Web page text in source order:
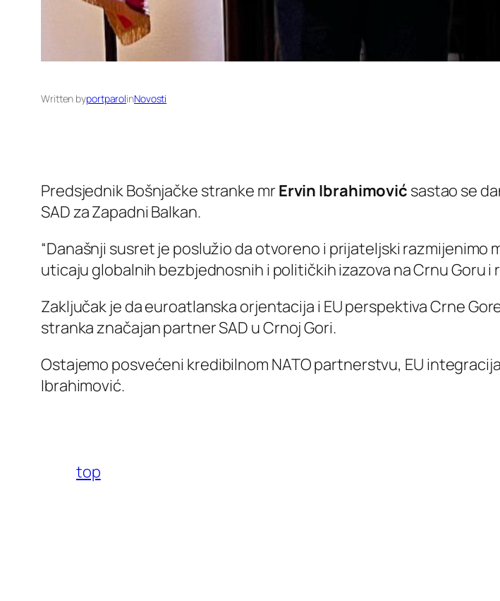
Written byportparolinNovosti
Predsjednik Bošnjačke stranke mr Ervin Ibrahimović sastao se
SAD za Zapadni Balkan.
“Današnji susret je poslužio da otvoreno i prijateljski razmijenimo
uticaju globalnih bezbjednosnih i političkih izazova na Crnu Goru i
Zaključak je da euroatlanska orjentacija i EU perspektiva Crne
stranka značajan partner SAD u Crnoj Gori.
Ostajemo posvećeni kredibilnom NATO partnerstvu, EU
Ibrahimović.
top